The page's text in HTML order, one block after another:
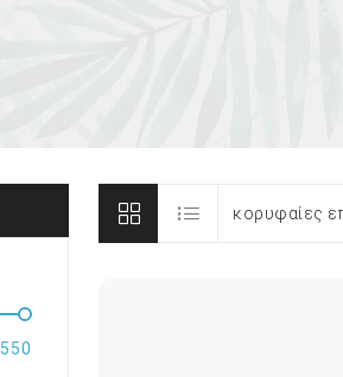
Καρέκλες ποδολογίας
Καρέκλες αισθητικής
ΕΠΑΓΓΕΛΜΑΤΙΚΑ ΣΚΑΜΠΟ
4BLANC ΑΠΟΡΡΟΦΗΤΗΡΕΣ
550